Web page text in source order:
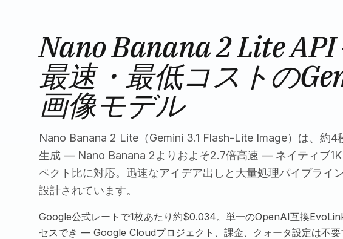
Nano Banana 2 Lite
最速・最低コストの
画像モデル
Nano Banana 2 Lite（Gemini 3.1 Flash-Lite Image）は、約4
生成 — Nano Banana 2よりおよそ2.7倍高速 — ネイティブ1K
ペクト比に対応。迅速なアイデア出しと大量処理パイプライ
設計されています。
Google公式レートで1枚あたり約$0.034。単一のOpenAI互換
セスでき — Google Cloudプロジェクト、課金、クォータ設定は不要